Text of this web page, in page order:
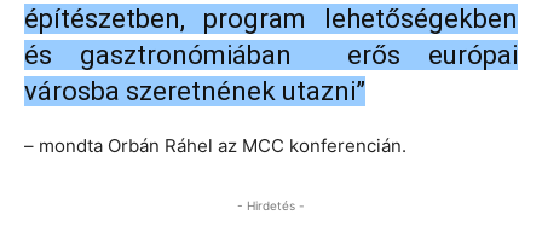
építészetben, program lehetőségekben
és gasztronómiában erős európai
városba szeretnének utazni”
– mondta Orbán Ráhel az MCC konferencián.
- Hirdetés -